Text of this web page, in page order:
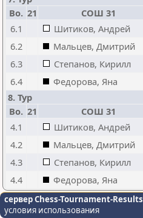
Bo. 21 СОШ 31
6.1
Шитиков, Андрей
6.2
Мальцев, Дмитрий
6.3
Степанов, Кирилл
6.4
Федорова, Яна
8. Тур
Bo. 21 СОШ 31
4.1
Шитиков, Андрей
4.2
Мальцев, Дмитрий
4.3
Степанов, Кирилл
4.4
Федорова, Яна
сервер Chess-Tournament-Results
условия использования